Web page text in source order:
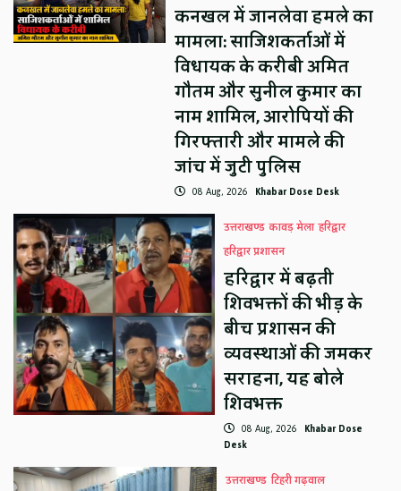
कनखल में जानलेवा हमले का
मामला: साजिशकर्ताओं में
विधायक के करीबी अमित
गौतम और सुनील कुमार का
नाम शामिल, आरोपियों की
गिरफ्तारी और मामले की
जांच में जुटी पुलिस
08 Aug, 2026 Khabar Dose Desk
उत्तराखण्ड कावड़ मेला हरिद्वार
हरिद्वार प्रशासन
हरिद्वार में बढ़ती
शिवभक्तों की भीड़ के
बीच प्रशासन की
व्यवस्थाओं की जमकर
सराहना, यह बोले
शिवभक्त
08 Aug, 2026 Khabar Dose
Desk
उत्तराखण्ड टिहरी गढ़वाल